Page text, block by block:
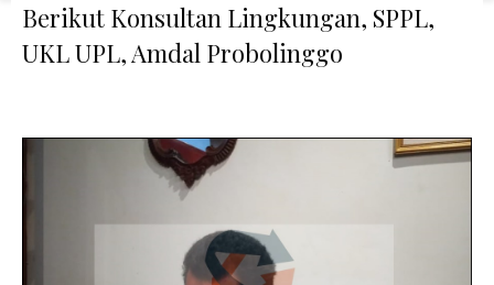
Berikut Konsultan Lingkungan, SPPL,
UKL UPL, Amdal Probolinggo